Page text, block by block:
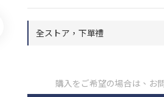
全ストア，下單禮
購入をご希望の場合は、お